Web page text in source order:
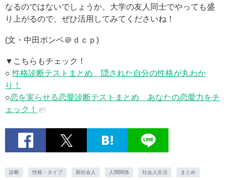
なるのではないでしょうか。大学の友人同士でやっても盛
り上がるので、ぜひ活用してみてくださいね！
(文・中田ボンベ＠ｄｃｐ)
▼こちらもチェック！
○性格診断テストまとめ 隠された自分の性格が丸わか
り！
○恋を実らせる恋愛診断テストまとめ あなたの恋愛力をチ
ェック！
診断 性格・タイプ 新社会人 人間関係 社会人生活 まとめ